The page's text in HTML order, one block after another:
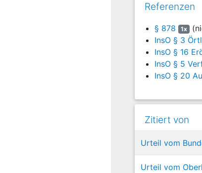
Referenzen
§ 878 1x
InsO § 3
InsO § 16
InsO § 5
InsO § 20
Zitiert von
Urteil vom
Urteil vom